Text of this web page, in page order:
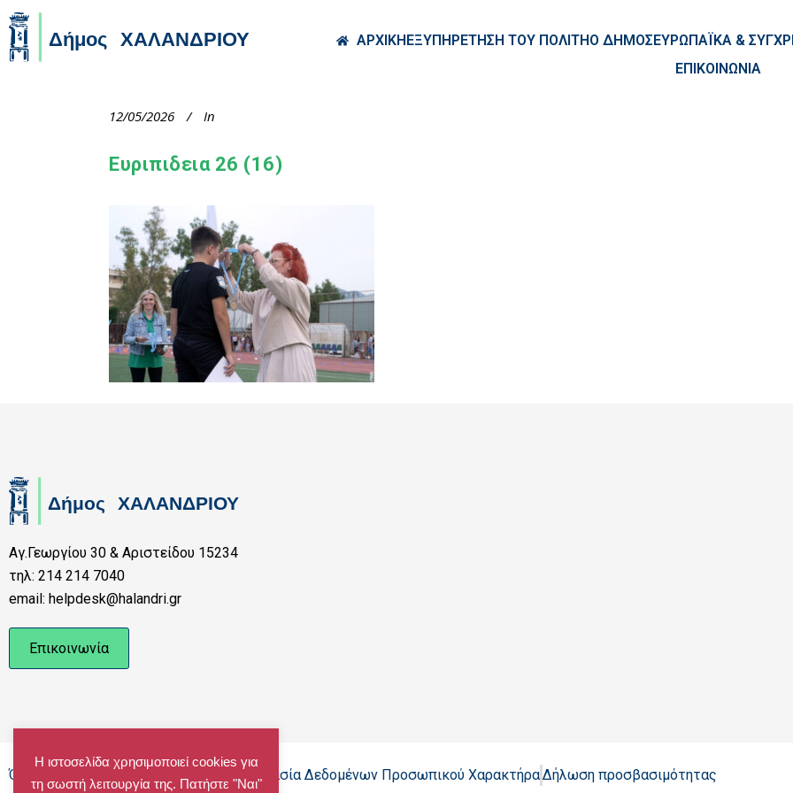
ΑΡΧΙΚΗΕΞΥΠΗΡΕΤΗΣΗ ΤΟΥ ΠΟΛΙΤΗΟ ΔΗΜΟΣΕΥΡΩΠΑΪΚΑ &
ΕΠΙΚΟΙΝΩΝΙΑ
12/05/2026 In
Ευριπιδεια 26 (16)
Αγ.Γεωργίου 30 & Αριστείδου 15234
τηλ: 214 214 7040
email: helpdesk@halandri.gr
Επικοινωνία
Όροι Χρήσης - Πολιτική Cookies - Προστασία Δεδομένων Προσωπικού ΧαρακτήραΔήλωση προσβασιμότητας
Η ιστοσελίδα χρησιμοποιεί cookies για
τη σωστή λειτουργία της. Πατήστε "Ναι"